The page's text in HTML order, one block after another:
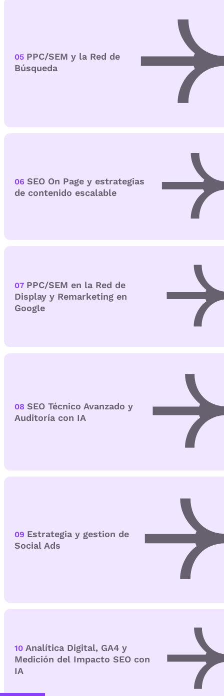
05 PPC/SEM y la Red de
Búsqueda
06 SEO On Page y estrategias
de contenido escalable
07 PPC/SEM en la Red de
Display y Remarketing en
Google
08 SEO Técnico Avanzado y
Auditoría con IA
09 Estrategia y gestion de
Social Ads
10 Analítica Digital, GA4 y
Medición del Impacto SEO con
IA